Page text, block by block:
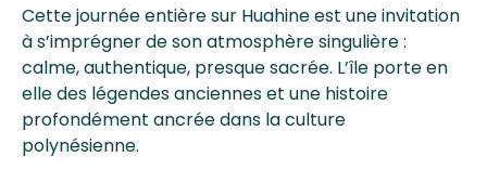
Cette journée entière sur Huahine est une invitation
à s’imprégner de son atmosphère singulière :
calme, authentique, presque sacrée. L’île porte en
elle des légendes anciennes et une histoire
profondément ancrée dans la culture
polynésienne.